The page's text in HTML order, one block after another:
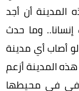
أن أجد
وما حدث
أصاب أي مدينة
المدينة أزعم
في محيطها